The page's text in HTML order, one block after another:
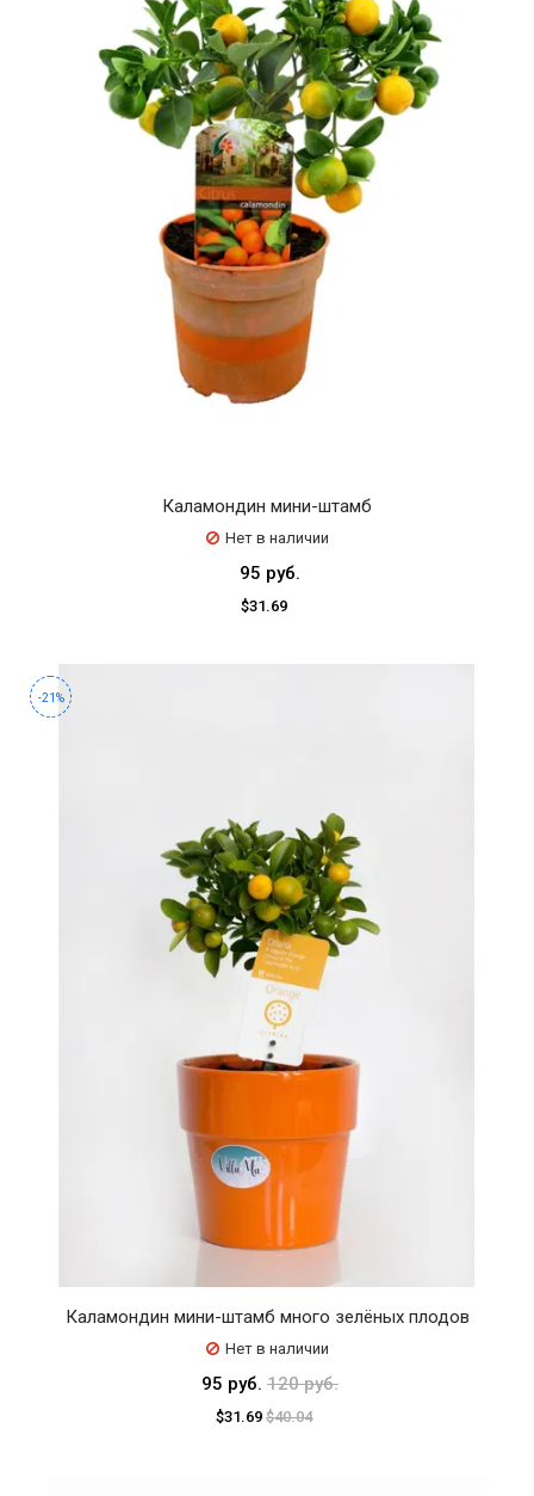
Каламондин мини-штамб
Нет в наличии
95 руб.
$31.69
-21%
Каламондин мини-штамб много зелёных плодов
Нет в наличии
95 руб. 120 руб.
$31.69 $40.04